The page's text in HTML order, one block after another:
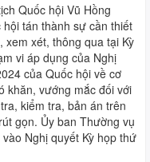
Quốc hội Vũ Hồng
tán thành sự cần thiết
xét, thông qua tại Kỳ
vi áp dụng của Nghị
của Quốc hội về cơ
khăn, vướng mắc đối với
kiểm tra, bản án trên
gọn. Ủy ban Thường vụ
Nghị quyết Kỳ họp thứ